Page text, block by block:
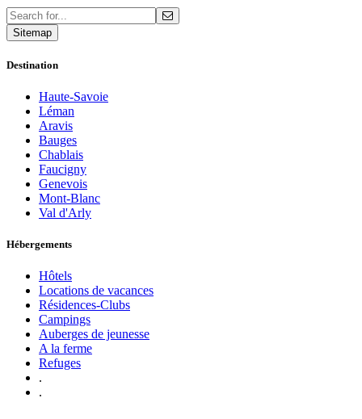
Sitemap
Destination
Haute-Savoie
Léman
Aravis
Bauges
Chablais
Faucigny
Genevois
Mont-Blanc
Val d'Arly
Hébergements
Hôtels
Locations de vacances
Résidences-Clubs
Campings
Auberges de jeunesse
A la ferme
Refuges
.
.